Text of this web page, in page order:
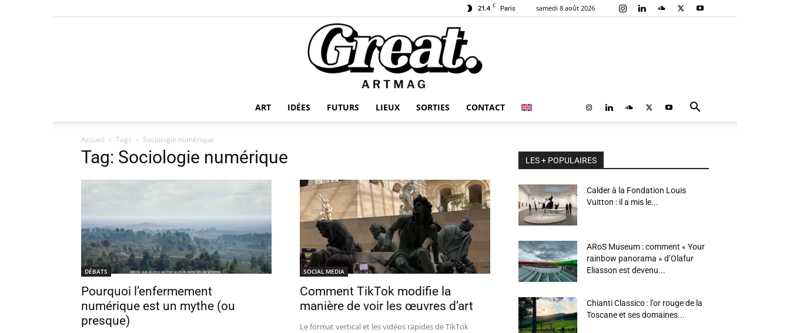
21.4 C Paris samedi 8 août 2026
ARTMAG
ART IDÉES FUTURS LIEUX SORTIES CONTACT
Accueil Tags Sociologie numérique
Tag: Sociologie numérique
DÉBATS
Pourquoi l’enfermement
numérique est un mythe (ou
presque)
SOCIAL MEDIA
Comment TikTok modifie la
manière de voir les œuvres d’art
Le format vertical et les vidéos rapides de TikTok
LES + POPULAIRES
Calder à la Fondation Louis
Vuitton : il a mis le...
ARoS Museum : comment « Your
rainbow panorama » d’Olafur
Eliasson est devenu...
Chianti Classico : l’or rouge de la
Toscane et ses domaines...